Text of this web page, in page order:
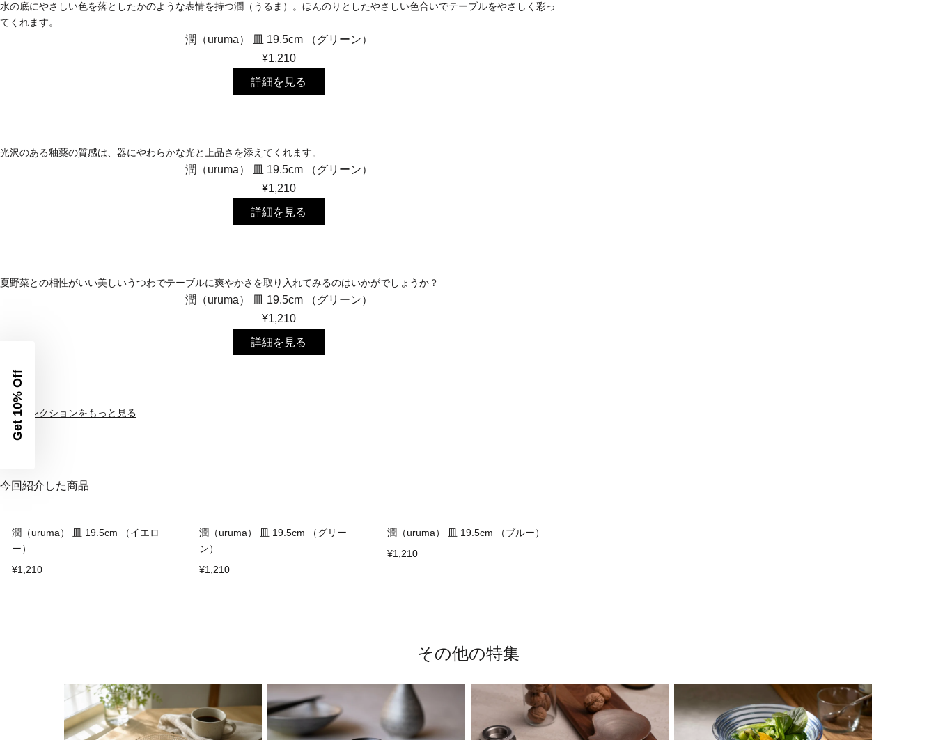
水の底にやさしい色を落としたかのような表情を持つ潤（うるま）。ほんのりとしたやさしい色合いでテーブルをやさしく彩っ
てくれます。
潤（uruma） 皿 19.5cm （グリーン）
¥1,210
詳細を見る
光沢のある釉薬の質感は、器にやわらかな光と上品さを添えてくれます。
潤（uruma） 皿 19.5cm （グリーン）
¥1,210
詳細を見る
夏野菜との相性がいい美しいうつわでテーブルに爽やかさを取り入れてみるのはいかがでしょうか？
潤（uruma） 皿 19.5cm （グリーン）
¥1,210
詳細を見る
▼潤コレクションをもっと見る
今回紹介した商品
潤（uruma） 皿 19.5cm （イエロ
ー）
¥1,210
潤（uruma） 皿 19.5cm （グリー
ン）
¥1,210
潤（uruma） 皿 19.5cm （ブルー）
¥1,210
その他の特集
Get 10% Off